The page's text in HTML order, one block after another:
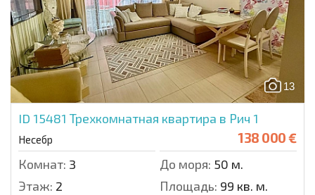
13
ID 15481 Трехкомнатная квартира в Рич 1
Несебр 138 000 €
Комнат: 3 До моря: 50 м.
Этаж: 2 Площадь: 99 кв. м.